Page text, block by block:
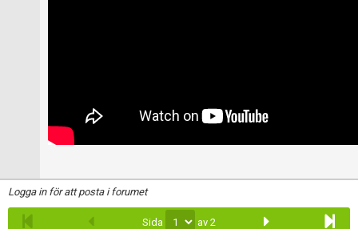
Logga in för att posta i forumet
Sida av 2